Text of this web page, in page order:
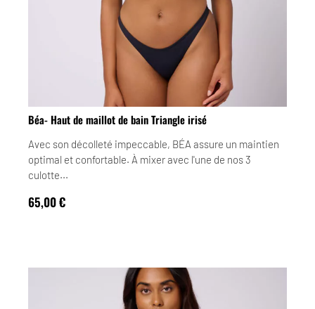
Béa- Haut de maillot de bain Triangle irisé
Avec son décolleté impeccable, BÉA assure un maintien
optimal et confortable. À mixer avec l'une de nos 3
culotte...
65,00€